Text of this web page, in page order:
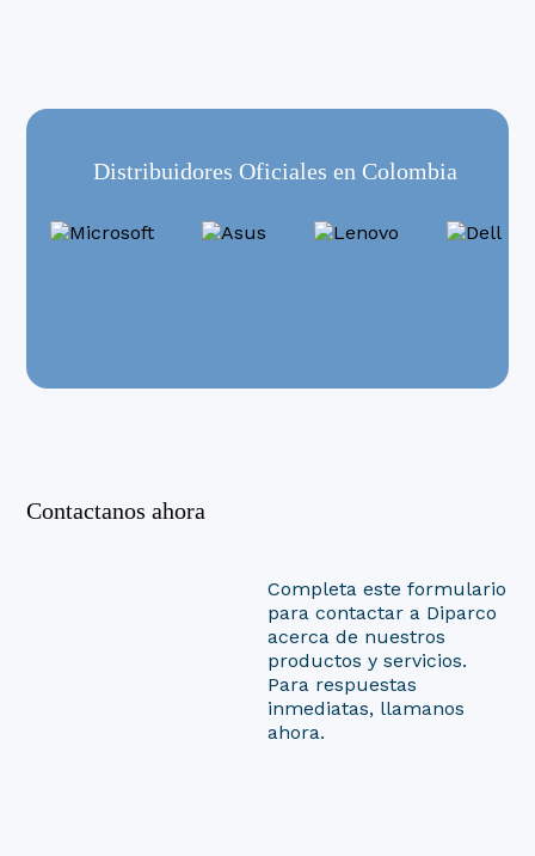
Distribuidores Oficiales en Colombia
Contactanos ahora
Completa este formulario
para contactar a Diparco
acerca de nuestros
productos y servicios.
Para respuestas
inmediatas, llamanos
ahora.